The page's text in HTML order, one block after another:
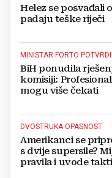
Helez se posvađali
padaju teške riječi
MINISTAR FORTO
BiH ponudila
komisiji:
mogu više čekati
DVOSTRUKA OPASNOST
Amerikanci se
s dvije supersile?
pravila i uvode